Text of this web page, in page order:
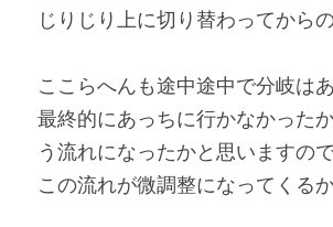
じりじり上に切り替わってから
ここらへんも途中途中で分岐は
最終的にあっちに行かなかった
う流れになったかと思いますの
この流れが微調整になってくる